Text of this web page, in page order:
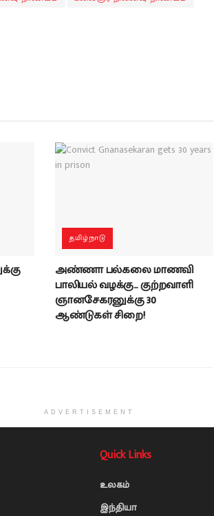
தமிழ்நாடு
அண்ணா பல்கலை மாணவி
பாலியல் வழக்கு… குற்றவாளி
ஞானசேகரனுக்கு 30
ஆண்டுகள் சிறை!
ADVERTISEMENT
Quick Links
உலகம்
இந்தியா